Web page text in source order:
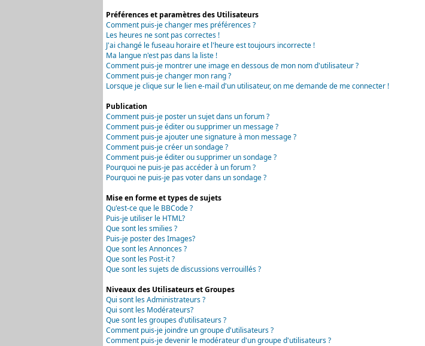
Préférences et paramètres des Utilisateurs
Comment puis-je changer mes préférences ?
Les heures ne sont pas correctes !
J'ai changé le fuseau horaire et l'heure est toujours incorrecte !
Ma langue n'est pas dans la liste !
Comment puis-je montrer une image en dessous de mon nom d'utilisateur ?
Comment puis-je changer mon rang ?
Lorsque je clique sur le lien e-mail d'un utilisateur, on me demande de me connecter !
Publication
Comment puis-je poster un sujet dans un forum ?
Comment puis-je éditer ou supprimer un message ?
Comment puis-je ajouter une signature à mon message ?
Comment puis-je créer un sondage ?
Comment puis-je éditer ou supprimer un sondage ?
Pourquoi ne puis-je pas accéder à un forum ?
Pourquoi ne puis-je pas voter dans un sondage ?
Mise en forme et types de sujets
Qu'est-ce que le BBCode ?
Puis-je utiliser le HTML?
Que sont les smilies ?
Puis-je poster des Images?
Que sont les Annonces ?
Que sont les Post-it ?
Que sont les sujets de discussions verrouillés ?
Niveaux des Utilisateurs et Groupes
Qui sont les Administrateurs ?
Qui sont les Modérateurs?
Que sont les groupes d'utilisateurs ?
Comment puis-je joindre un groupe d'utilisateurs ?
Comment puis-je devenir le modérateur d'un groupe d'utilisateurs ?